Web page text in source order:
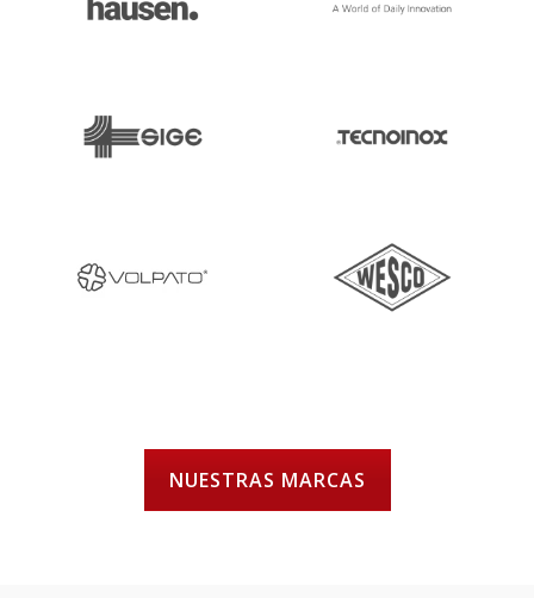
NUESTRAS MARCAS